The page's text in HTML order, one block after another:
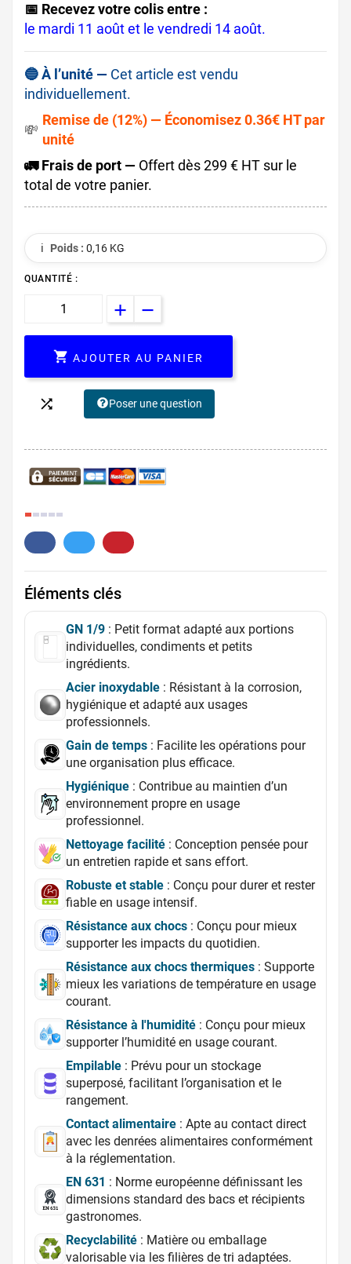
📅 Recevez votre colis entre :
le mardi 11 août et le vendredi 14 août.
🔵 À l’unité — Cet article est vendu
individuellement.
💸
Remise de (12%) — Économisez 0.36€ HT par
unité
🚛 Frais de port — Offert dès 299 € HT sur le
total de votre panier.
ℹ️ Poids : 0,16 KG
QUANTITÉ :
 AJOUTER AU PANIER
 Poser une question
Éléments clés
GN 1/9 : Petit format adapté aux portions
individuelles, condiments et petits
ingrédients.
Acier inoxydable : Résistant à la corrosion,
hygiénique et adapté aux usages
professionnels.
Gain de temps : Facilite les opérations pour
une organisation plus efficace.
Hygiénique : Contribue au maintien d’un
environnement propre en usage
professionnel.
Nettoyage facilité : Conception pensée pour
un entretien rapide et sans effort.
Robuste et stable : Conçu pour durer et rester
fiable en usage intensif.
Résistance aux chocs : Conçu pour mieux
supporter les impacts du quotidien.
Résistance aux chocs thermiques : Supporte
mieux les variations de température en usage
courant.
Résistance à l'humidité : Conçu pour mieux
supporter l’humidité en usage courant.
Empilable : Prévu pour un stockage
superposé, facilitant l’organisation et le
rangement.
Contact alimentaire : Apte au contact direct
avec les denrées alimentaires conformément
à la réglementation.
EN 631 : Norme européenne définissant les
dimensions standard des bacs et récipients
gastronomes.
Recyclabilité : Matière ou emballage
valorisable via les filières de tri adaptées.